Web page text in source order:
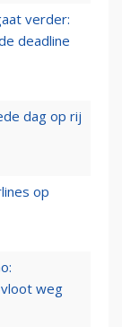
verder:
deadline
dag op rij
op
weg